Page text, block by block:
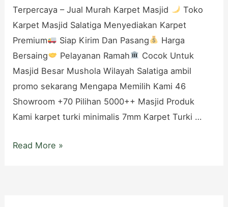
Terpercaya – Jual Murah Karpet Masjid
Toko
Karpet Masjid Salatiga Menyediakan Karpet
Premium
Siap Kirim Dan Pasang
Harga
Bersaing
Pelayanan Ramah
Cocok Untuk
Masjid Besar Mushola Wilayah Salatiga ambil
promo sekarang Mengapa Memilih Kami 46
Showroom +70 Pilihan 5000++ Masjid Produk
Kami karpet turki minimalis 7mm Karpet Turki …
Toko
Read More »